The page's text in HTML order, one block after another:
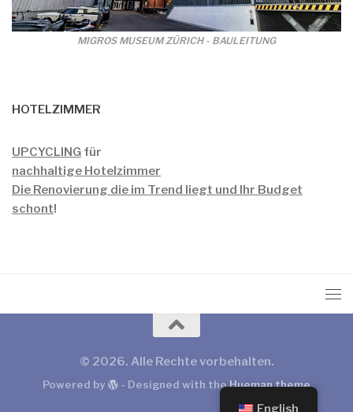
MIGROS MUSEUM ZÜRICH - BAULEITUNG
HOTELZIMMER
UPCYCLING für
nachhaltige Hotelzimmer
Die Renovierung die im Trend liegt und Ihr Budget
schont!
© 2026. Alle Rechte vorbehalten.
Powered by - Designed with theHueman theme
English